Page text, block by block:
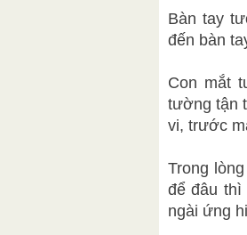
Bàn tay
đến bàn
Con mắt
tường tận
vi, trước
Trong
để đâu thì
ngài ứng